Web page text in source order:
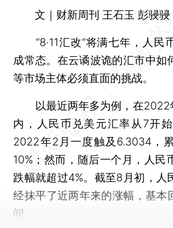
文｜财新周刊 王石玉 彭骎骎
“8·11汇改”将满七年，人民
成常态。在云谲波诡的汇市中如
等市场主体必须直面的挑战。
以最近两年多为例，在2022
内，人民币兑美元汇率从7开
2022年2月一度触及6.3034，
10%；然而，随后一个月，人民
跌幅就超过4%。截至8月初，人
经抹平了近两年来的涨幅，基本
间。